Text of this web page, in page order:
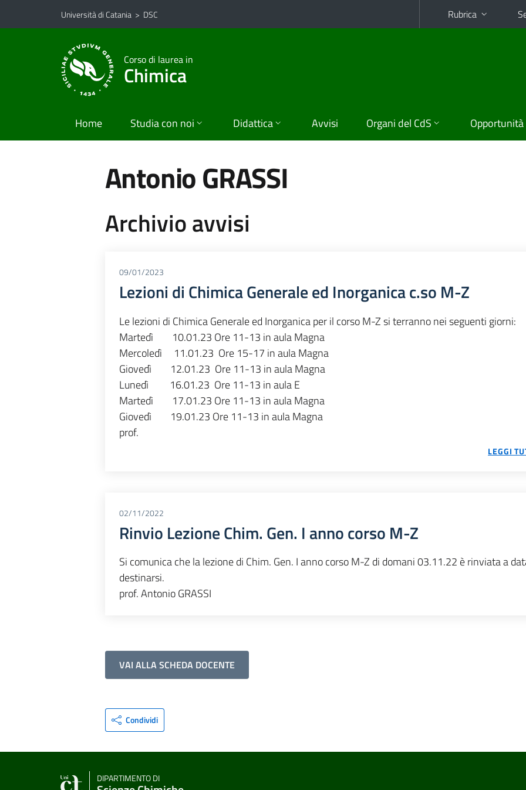
Vai al contenuto principale
Vai al menu di navigazione
Università di Catania > DSC Rubrica
Corso di laurea in
Chimica
Home Studia con noi Didattica Avvisi Organi del CdS Opportunità
Antonio GRASSI
Archivio avvisi
09/01/2023
Lezioni di Chimica Generale ed Inorganica c.so M-Z
Le lezioni di Chimica Generale ed Inorganica per il corso M-Z si terranno nei seguenti giorni:
Martedì 10.01.23 Ore 11-13 in aula Magna
Mercoledì 11.01.23 Ore 15-17 in aula Magna
Giovedì 12.01.23 Ore 11-13 in aula Magna
Lunedì 16.01.23 Ore 11-13 in aula E
Martedì 17.01.23 Ore 11-13 in aula Magna
Giovedì 19.01.23 Ore 11-13 in aula Magna
prof.
LEGGI
02/11/2022
Rinvio Lezione Chim. Gen. I anno corso M-Z
Si comunica che la lezione di Chim. Gen. I anno corso M-Z di domani 03.11.22 è rinviata a
destinarsi.
prof. Antonio GRASSI
VAI ALLA SCHEDA DOCENTE
Condividi
DIPARTIMENTO DI